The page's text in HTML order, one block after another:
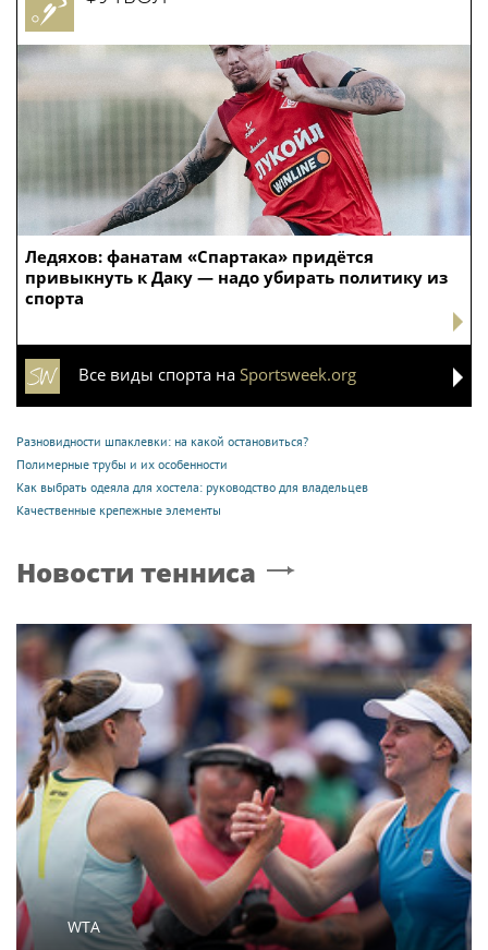
Ледяхов: фанатам «Спартака» придётся
привыкнуть к Даку — надо убирать политику из
спорта
Все виды спорта на Sportsweek.org
Разновидности шпаклевки: на какой остановиться?
Полимерные трубы и их особенности
Как выбрать одеяла для хостела: руководство для владельцев
Качественные крепежные элементы
Новости тенниса
WTA